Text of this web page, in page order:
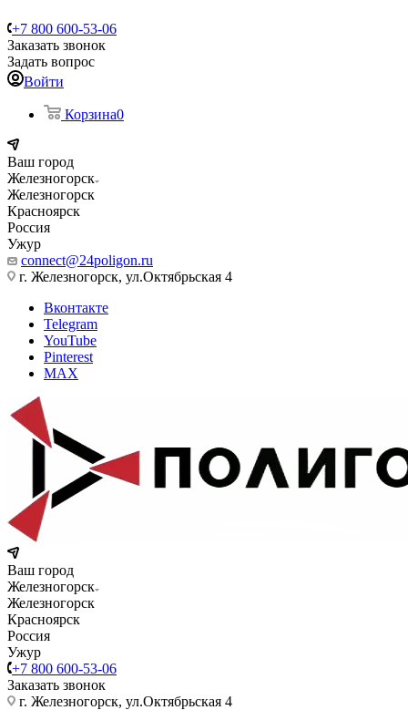
+7 800 600-53-06
Заказать звонок
Задать вопрос
Войти
Корзина0
Ваш город
Железногорск
Железногорск
Красноярск
Россия
Ужур
connect@24poligon.ru
г. Железногорск, ул.Октябрьская 4
Вконтакте
Telegram
YouTube
Pinterest
MAX
Ваш город
Железногорск
Железногорск
Красноярск
Россия
Ужур
+7 800 600-53-06
Заказать звонок
г. Железногорск, ул.Октябрьская 4